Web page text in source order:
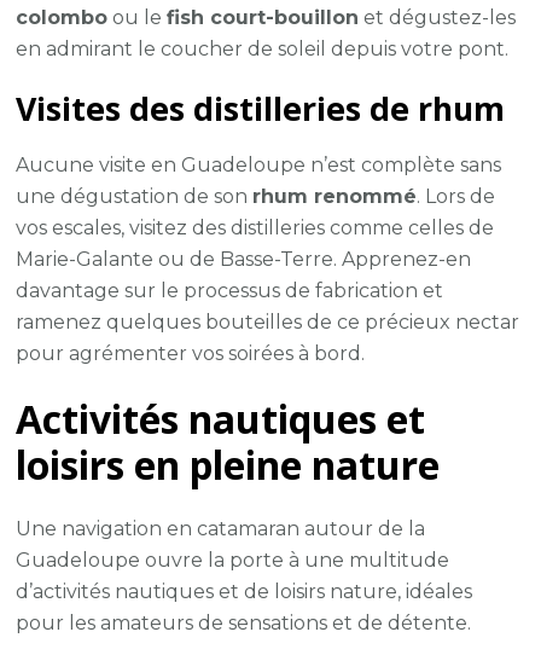
colombo ou lefish court-bouillon et dégustez-les
en admirant le coucher de soleil depuis votre pont.
Visites des distilleries de rhum
Aucune visite en Guadeloupe n’est complète sans
une dégustation de son rhum renommé. Lors de
vos escales, visitez des distilleries comme celles de
Marie-Galante ou de Basse-Terre. Apprenez-en
davantage sur le processus de fabrication et
ramenez quelques bouteilles de ce précieux nectar
pour agrémenter vos soirées à bord.
Activités nautiques et
loisirs en pleine nature
Une navigation en catamaran autour de la
Guadeloupe ouvre la porte à une multitude
d’activités nautiques et de loisirs nature, idéales
pour les amateurs de sensations et de détente.